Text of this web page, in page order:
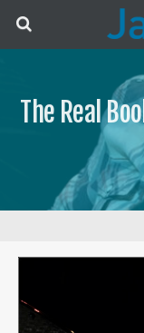
The Real